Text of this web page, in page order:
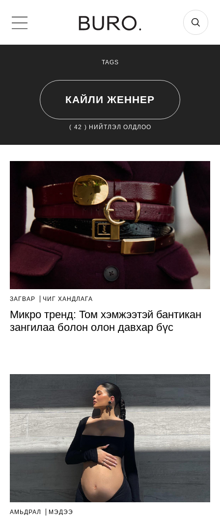
TAGS
КАЙЛИ ЖЕННЕР
( 42 ) НИЙТЛЭЛ ОЛДЛОО
ЗАГВАР ЧИГ ХАНДЛАГА
Микро тренд: Том хэмжээтэй бантикан
зангилаа болон олон давхар бүс
АМЬДРАЛ МЭДЭЭ